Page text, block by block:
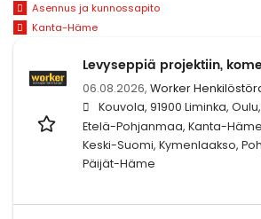
Asennus ja kunnossapito
Kanta-Häme
Levyseppiä projektiin,
06.08.2026, Worker
Kouvola, 91900 Liminka,
Etelä-Pohjanmaa, Kanta-
Keski-Suomi, Kymenlaakso,
Päijät-Häme